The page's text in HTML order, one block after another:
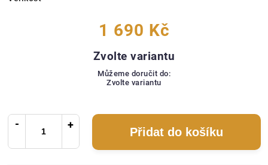
1 690 Kč
Zvolte variantu
Můžeme doručit do:
Zvolte variantu
Přidat do košíku